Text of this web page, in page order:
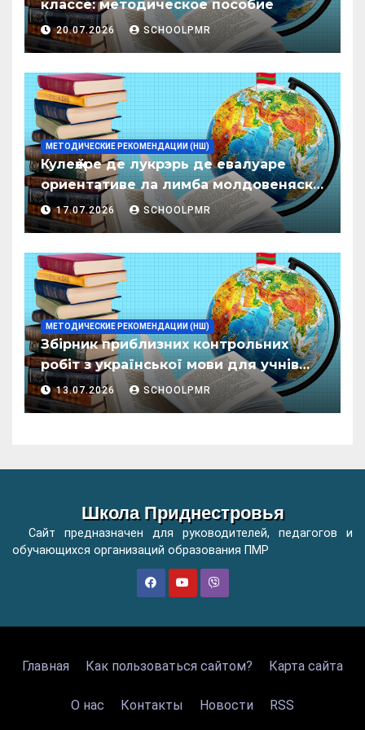
классе: методическое пособие
20.07.2026 SCHOOLPMR
МЕТОДИЧЕСКИЕ РЕКОМЕНДАЦИИ (НШ)
Кулеӂере де лукрэрь де евалуаре
ориентативе ла лимба молдовеняскэ
пентру елевий класелор примаре але
организациилор де ынвэцэмынт
17.07.2026 SCHOOLPMR
МЕТОДИЧЕСКИЕ РЕКОМЕНДАЦИИ (НШ)
Збірник приблизних контрольних
робіт з української мови для учнів
початкових класів організацій
загальної освіти
13.07.2026 SCHOOLPMR
Школа Приднестровья
Сайт предназначен для руководителей, педагогов и
обучающихся организаций образования ПМР
Главная Как пользоваться сайтом? Карта сайта
О нас Контакты Новости RSS